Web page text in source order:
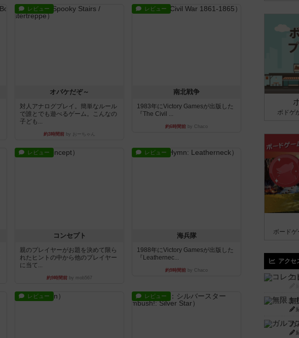
レビュー
オバケだぞ～
対人アナログプレイ。簡単なルール
で誰とでも遊べるゲーム。こんなの
子ども...
約3時間前 by おーちゃん
レビュー
南北戦争
1983年にVictory Gamesが出版した
『The Civil ...
約6時間前 by Chaco
レビュー
コンセプト
親のプレイヤーがお題を決めて限ら
れたヒントの中から他のプレイヤー
に当て...
約9時間前 by mob567
レビュー
海兵隊
1988年にVictory Gamesが出版した
『Leathernec...
約9時間前 by Chaco
レビュー レビュー
ボドゲ
ボード
アクセ
コ
無
ガ